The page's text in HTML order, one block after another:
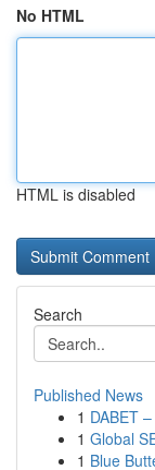
No HTML
HTML is disabled
Search
Published News
1 DABET
1 Global
1 Blue